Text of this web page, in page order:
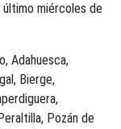
miércoles de
Adahuesca,
Bierge,
Pozán de